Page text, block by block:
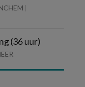
|
(36 uur)